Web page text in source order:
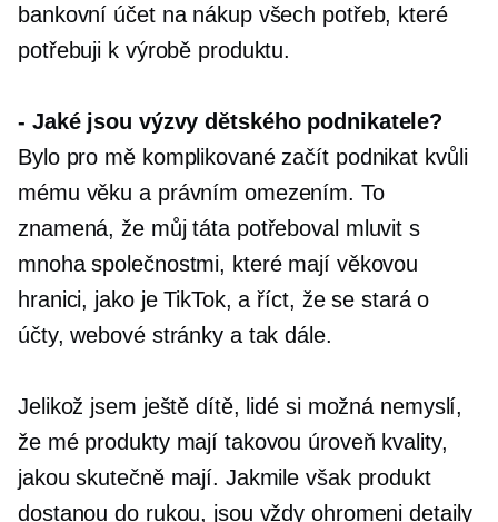
bankovní účet na nákup všech potřeb, které
potřebuji k výrobě produktu.
- Jaké jsou výzvy dětského podnikatele?
Bylo pro mě komplikované začít podnikat kvůli
mému věku a právním omezením. To
znamená, že můj táta potřeboval mluvit s
mnoha společnostmi, které mají věkovou
hranici, jako je TikTok, a říct, že se stará o
účty, webové stránky a tak dále.
Jelikož jsem ještě dítě, lidé si možná nemyslí,
že mé produkty mají takovou úroveň kvality,
jakou skutečně mají. Jakmile však produkt
dostanou do rukou, jsou vždy ohromeni detaily